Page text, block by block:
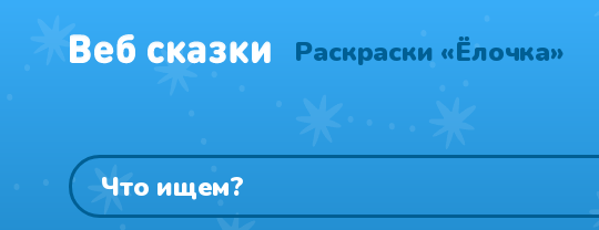
Раскраски «Ёлочка»